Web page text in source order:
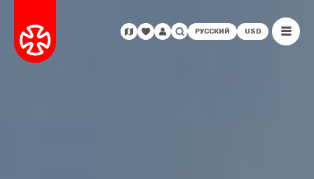
РУССКИЙ USD